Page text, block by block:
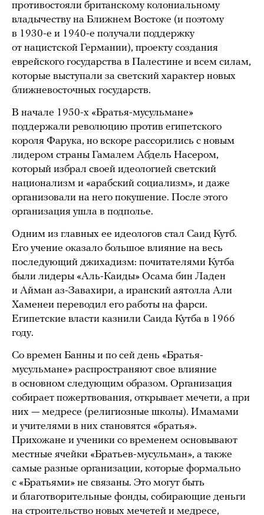
противостояли британскому колониальному
владычеству на Ближнем Востоке (и поэтому
в 1930-е и 1940-е получали поддержку
от нацистской Германии), проекту создания
еврейского государства в Палестине и всем силам,
которые выступали за светский характер новых
ближневосточных государств.
В начале 1950-х «Братья-мусульмане»
поддержали революцию против египетского
короля Фарука, но вскоре рассорились с новым
лидером страны Гамалем Абдель Насером,
который избрал своей идеологией светский
национализм и «арабский социализм», и даже
организовали на него покушение. После этого
организация ушла в подполье.
Одним из главных ее идеологов стал Саид Кутб.
Его учение оказало большое влияние на весь
последующий джихадизм: почитателями Кутба
были лидеры «Аль-Каиды» Осама бин Ладен
и Айман аз-Завахири, а иранский аятолла Али
Хаменеи переводил его работы на фарси.
Египетские власти казнили Саида Кутба в 1966
году.
Со времен Банны и по сей день «Братья-
мусульмане» распространяют свое влияние
в основном следующим образом. Организация
собирает пожертвования, открывает мечети, а при
них — медресе (религиозные школы). Имамами
и учителями в них становятся «братья».
Прихожане и ученики со временем основывают
местные ячейки «Братьев-мусульман», а также
самые разные организации, которые формально
с «Братьями» не связаны. Это могут быть
и благотворительные фонды, собирающие деньги
на строительство новых мечетей и медресе,